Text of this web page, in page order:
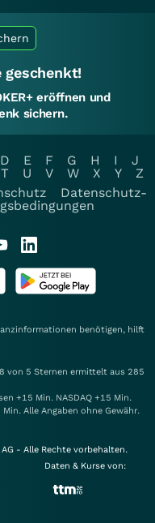
geschenkt!
eröffnen und
sichern.
D E F G H I
J
T U V W X Y
Z
Datenschutz-
benötigen, hilft
von 5 Sternen ermittelt aus 285
+15 Min. NASDAQ +15 Min.
Alle Angaben ohne Gewähr.
- Alle Rechte vorbehalten.
Daten & Kurse von: